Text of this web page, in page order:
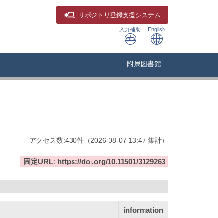
リポジトリ 登録支援システム
入力補助 English
附属図書館
アクセス数:430件 （2026-08-07 13:47 集計）
固定URL: https://doi.org/10.11501/3129263
information